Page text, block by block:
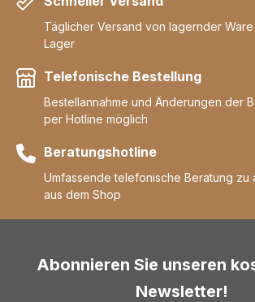
Täglicher Versand von lagernder Ware
Lager
Telefonische Bestellung
Bestellannahme und Änderungen der
per Hotline möglich
Beratungshotline
Umfassende telefonische Beratung zu
aus dem Shop
Abonnieren Sie unseren
Newsletter!